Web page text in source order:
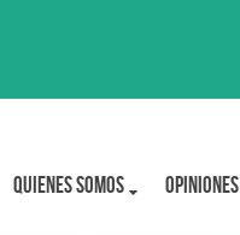
Quienes Somos OPINIONES